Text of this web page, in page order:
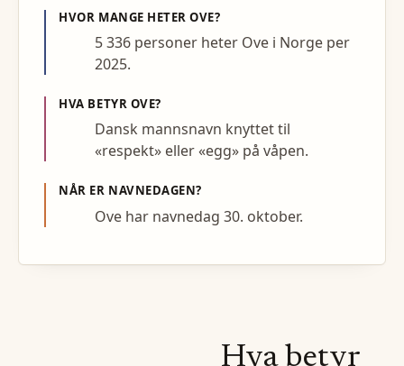
HVOR MANGE HETEROVE?
5 336 personer heter Ove i Norge per
2025.
HVA BETYR OVE?
Dansk mannsnavn knyttet til
«respekt» eller «egg» på våpen.
NÅR ER NAVNEDAGEN?
Ove har navnedag 30. oktober.
Hva betyr